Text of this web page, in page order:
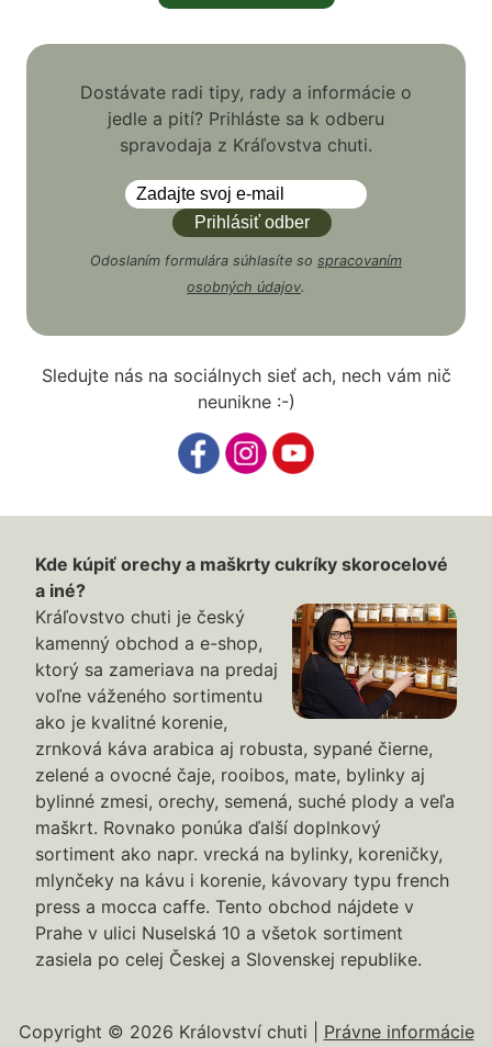
Dostávate radi tipy, rady a informácie o
jedle a pití? Prihláste sa k odberu
spravodaja z Kráľovstva chuti.
Odoslaním formulára súhlasíte so spracovaním
osobných údajov.
Sledujte nás na sociálnych sieť ach, nech vám nič
neunikne :-)
Kde kúpiť orechy a maškrty cukríky skorocelové
a iné?
Kráľovstvo chuti je český
kamenný obchod a e-shop,
ktorý sa zameriava na predaj
voľne váženého sortimentu
ako je kvalitné korenie,
zrnková káva arabica aj robusta, sypané čierne,
zelené a ovocné čaje, rooibos, mate, bylinky aj
bylinné zmesi, orechy, semená, suché plody a veľa
maškrt. Rovnako ponúka ďalší doplnkový
sortiment ako napr. vrecká na bylinky, koreničky,
mlynčeky na kávu i korenie, kávovary typu french
press a mocca caffe. Tento obchod nájdete v
Prahe v ulici Nuselská 10 a všetok sortiment
zasiela po celej Českej a Slovenskej republike.
Copyright © 2026 Království chuti | Právne informácie